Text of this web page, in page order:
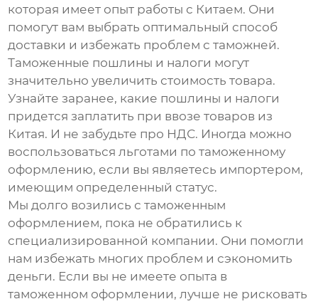
которая имеет опыт работы с Китаем. Они
помогут вам выбрать оптимальный способ
доставки и избежать проблем с таможней.
Таможенные пошлины и налоги могут
значительно увеличить стоимость товара.
Узнайте заранее, какие пошлины и налоги
придется заплатить при ввозе товаров из
Китая. И не забудьте про НДС. Иногда можно
воспользоваться льготами по таможенному
оформлению, если вы являетесь импортером,
имеющим определенный статус.
Мы долго возились с таможенным
оформлением, пока не обратились к
специализированной компании. Они помогли
нам избежать многих проблем и сэкономить
деньги. Если вы не имеете опыта в
таможенном оформлении, лучше не рисковать